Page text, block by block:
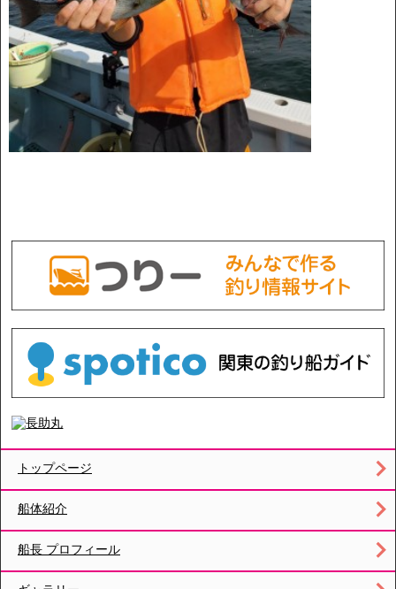
トップページ
船体紹介
船長 プロフィール